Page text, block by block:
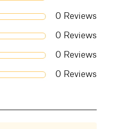
0 Reviews
0 Reviews
0 Reviews
0 Reviews